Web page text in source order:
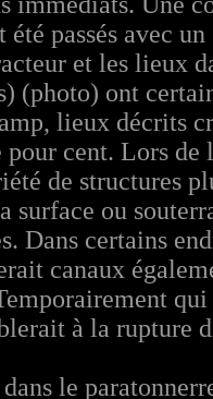
été passés avec
et les lieux
(photo) ont
lieux décrits
pour cent. Lors
de structures
surface ou
Dans certains
canaux
à la rupture
le